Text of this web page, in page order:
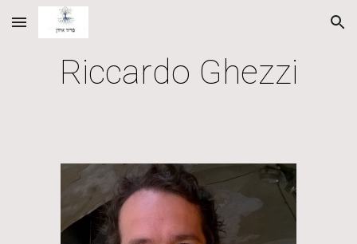
Skip to main content Skip to navigation
Riccardo Ghezzi